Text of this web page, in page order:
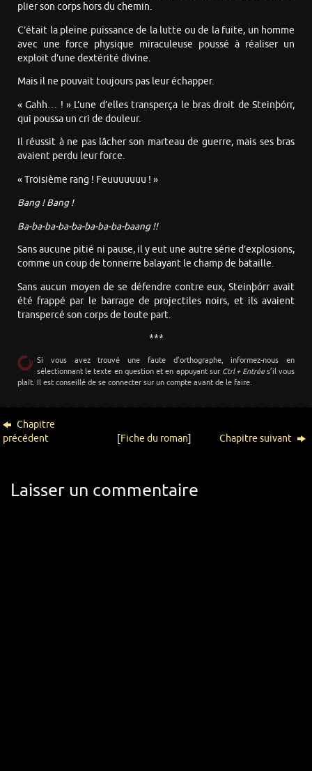
plier son corps hors du chemin.
C’était la pleine puissance de la lutte ou de la fuite, un homme
avec une force physique miraculeuse poussé à réaliser un
exploit d’une dextérité divine.
Mais il ne pouvait toujours pas leur échapper.
« Gahh… ! » L’une d’elles transperça le bras droit de Steinþórr,
qui poussa un cri de douleur.
Il réussit à ne pas lâcher son marteau de guerre, mais ses bras
avaient perdu leur force.
« Troisième rang ! Feuuuuuuu ! »
Bang ! Bang !
Ba-ba-ba-ba-ba-ba-ba-ba-baang !!
Sans aucune pitié ni pause, il y eut une autre série d’explosions,
comme un coup de tonnerre balayant le champ de bataille.
Sans aucun moyen de se défendre contre eux, Steinþórr avait
été frappé par le barrage de projectiles noirs, et ils avaient
transpercé son corps de toute part.
***
Si vous avez trouvé une faute d’orthographe, informez-nous en
sélectionnant le texte en question et en appuyant sur Ctrl + Entrées’il vous
plaît. Il est conseillé de se connecter sur un compte avant de le faire.
Chapitre
précédent
[Fiche du roman] Chapitre suivant
Laisser un commentaire